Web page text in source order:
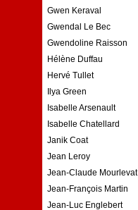
Gwen Keraval
Gwendal Le Bec
Gwendoline Raisson
Hélène Duffau
Hervé Tullet
Ilya Green
Isabelle Arsenault
Isabelle Chatellard
Janik Coat
Jean Leroy
Jean-Claude Mourlevat
Jean-François Martin
Jean-Luc Englebert